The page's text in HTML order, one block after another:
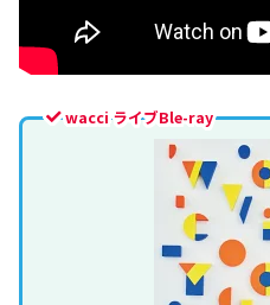
wacci ライブBle-ray